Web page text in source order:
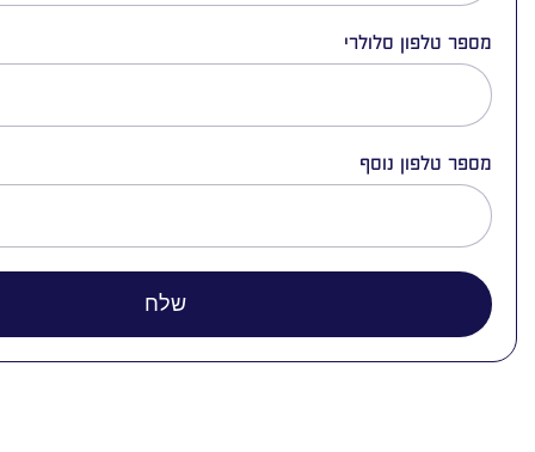
מספר טלפון סלולרי
מספר טלפון נוסף
שלח